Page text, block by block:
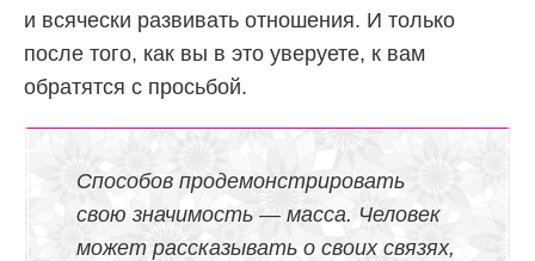
и всячески развивать отношения. И только
после того, как вы в это уверуете, к вам
обратятся с просьбой.
Способов продемонстрировать
свою значимость — масса. Человек
может рассказывать о своих связях,